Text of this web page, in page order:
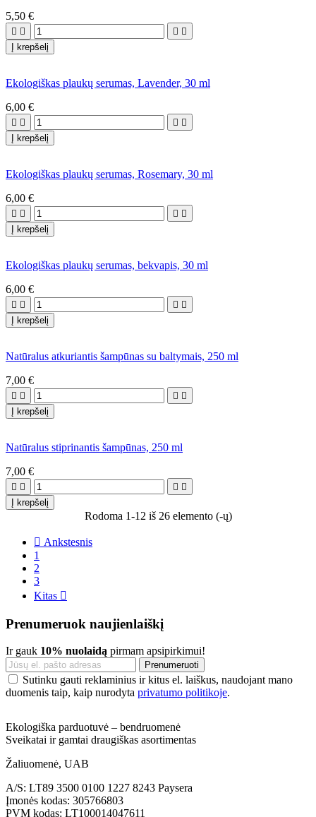
5,50 €
   
Į krepšelį
Ekologiškas plaukų serumas, Lavender, 30 ml
6,00 €
   
Į krepšelį
Ekologiškas plaukų serumas, Rosemary, 30 ml
6,00 €
   
Į krepšelį
Ekologiškas plaukų serumas, bekvapis, 30 ml
6,00 €
   
Į krepšelį
Natūralus atkuriantis šampūnas su baltymais, 250 ml
7,00 €
   
Į krepšelį
Natūralus stiprinantis šampūnas, 250 ml
7,00 €
   
Į krepšelį
Rodoma 1-12 iš 26 elemento (-ų)
 Ankstesnis
1
2
3
Kitas 
Prenumeruok naujienlaiškį
Ir gauk 10% nuolaidą pirmam apsipirkimui!
Sutinku gauti reklaminius ir kitus el. laiškus, naudojant mano
duomenis taip, kaip nurodyta privatumo politikoje.
Ekologiška parduotuvė – bendruomenė
Sveikatai ir gamtai draugiškas asortimentas
Žaliuomenė, UAB
A/S: LT89 3500 0100 1227 8243 Paysera
Įmonės kodas: 305766803
PVM kodas: LT100014047611